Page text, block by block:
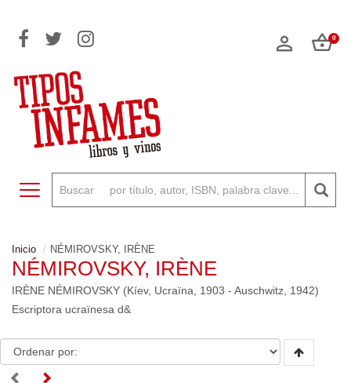
0
Toggle navigation
Inicio NÉMIROVSKY, IRÈNE
NÉMIROVSKY, IRÈNE
IRÈNE NÉMIROVSKY (Kíev, Ucraïna, 1903 - Auschwitz, 1942)
Escriptora ucraïnesa d&